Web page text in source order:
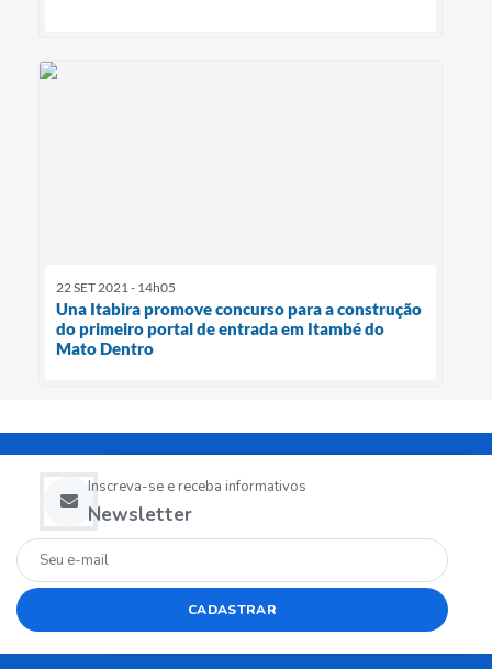
22 SET 2021 - 14h05
Una Itabira promove concurso para a construção
do primeiro portal de entrada em Itambé do
Mato Dentro
Newsletter
Inscreva-se e receba informativos
CADASTRAR